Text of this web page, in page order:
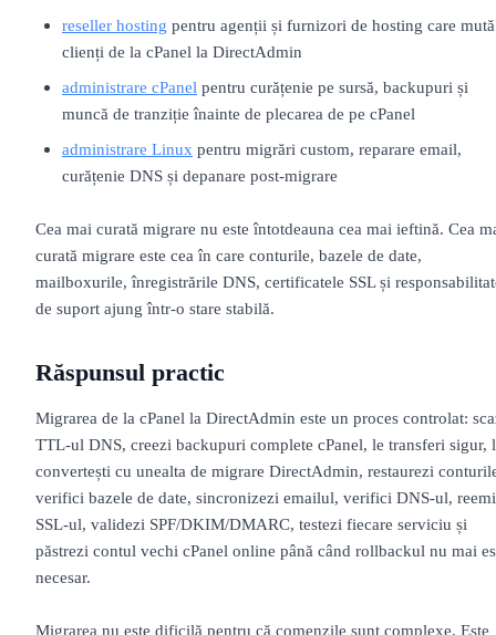
reseller hosting pentru agenții și furnizori de hosting care mută
clienți de la cPanel la DirectAdmin
administrare cPanel pentru curățenie pe sursă, backupuri și
muncă de tranziție înainte de plecarea de pe cPanel
administrare Linux pentru migrări custom, reparare email,
curățenie DNS și depanare post-migrare
Cea mai curată migrare nu este întotdeauna cea mai ieftină. Cea
curată migrare este cea în care conturile, bazele de date,
mailboxurile, înregistrările DNS, certificatele SSL și
de suport ajung într-o stare stabilă.
Răspunsul practic
Migrarea de la cPanel la DirectAdmin este un proces controlat:
TTL-ul DNS, creezi backupuri complete cPanel, le transferi sigur,
convertești cu unealta de migrare DirectAdmin, restaurezi
verifici bazele de date, sincronizezi emailul, verifici DNS-ul,
SSL-ul, validezi SPF/DKIM/DMARC, testezi fiecare serviciu și
păstrezi contul vechi cPanel online până când rollbackul nu mai
necesar.
Migrarea nu este dificilă pentru că comenzile sunt complexe. Este